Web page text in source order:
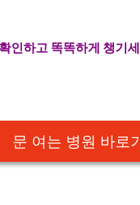
인하고 똑똑하게 챙기
문 여는 병원 바로